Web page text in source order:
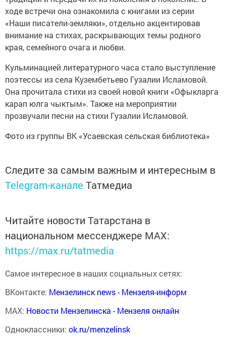
ходе встречи она ознакомила с книгами из серии
«Наши писатели-земляки», отдельно акцентировав
внимание на стихах, раскрывающих темы родного
края, семейного очага и любви.
Кульминацией литературного часа стало выступление
поэтессы из села Кузембетьево Гузалии Исламовой.
Она прочитала стихи из своей новой книги «Офыкларга
карап юлга чыктым». Также на мероприятии
прозвучали песни на стихи Гузалии Исламовой.
Фото из группы ВК «Усаевская сельская библиотека»
Следите за самым важным и интересным в
Telegram-канале Татмедиа
Читайте новости Татарстана в
национальном мессенджере MАХ:
https://max.ru/tatmedia
Самое интересное в наших социальных сетях:
ВКонтакте: Мензелинск news - Мензеля-информ
MAX: Новости Мензелинска - Мензеля онлайн
Одноклассники: ok.ru/menzelinsk